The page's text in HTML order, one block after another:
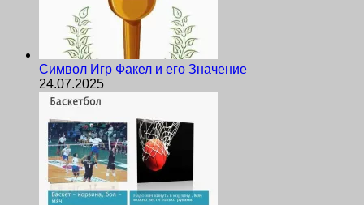
Символ Игр Факел и его Значение
24.07.2025